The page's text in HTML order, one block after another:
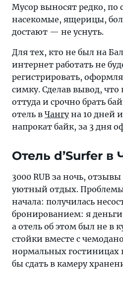
Мусор выносят редко, по
насекомые, ящерицы,
достают — не уснуть.
Для тех, кто не был на
интернет работать не
регистрировать,
симку. Сделав вывод,
оттуда и срочно брать
отель в Чангуна 10 дней
напрокат байк, за 3 дня
Отель d’Surfer в
3000 RUB за ночь,
уютный отдых. Проблемы
начала: получилась
бронированием: я деньги
а отель об этом был не в
стойки вместе с
нормальных
бы сдать в камеру